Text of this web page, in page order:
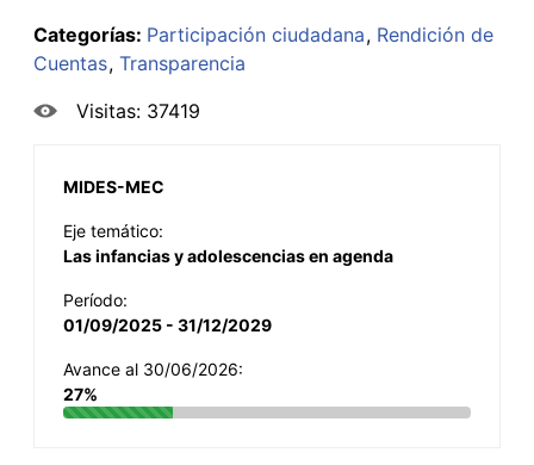
Categorías: Participación ciudadana Rendición de
Cuentas Transparencia
Visitas: 37419
MIDES-MEC
Eje temático:
Las infancias y adolescencias en agenda
Período:
01/09/2025 - 31/12/2029
Avance al 30/06/2026:
27%